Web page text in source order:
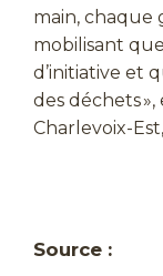
main, chaque
mobilisant
d’initiative et
des déchets
Charlevoix-
Source :